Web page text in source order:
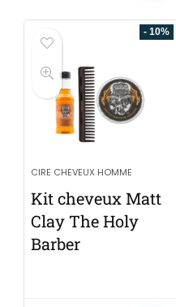
- 10%
CIRE CHEVEUX HOMME
Kit cheveux Matt
Clay The Holy
Barber